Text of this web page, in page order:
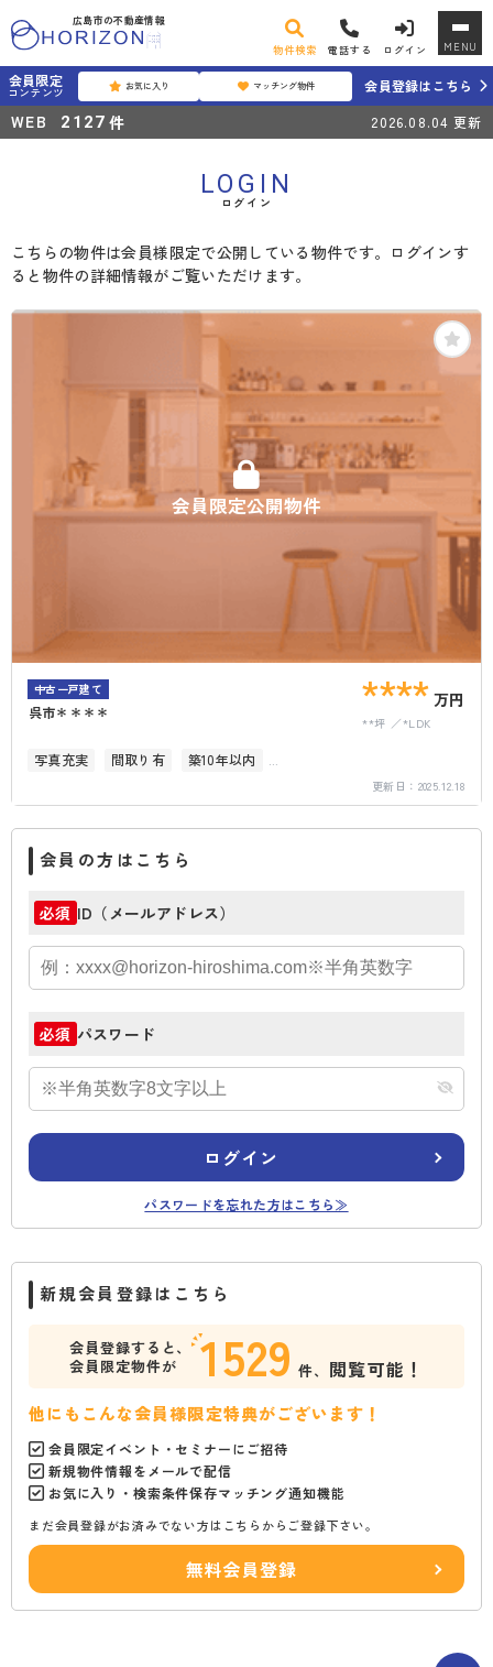
広島市の不動産情報
物件検索 電話する ログイン MENU
会員限定
コンテンツ お気に入り マッチング物件 会員登録はこちら
WEB 2127 件 2026.08.04 更新
LOGIN
ログイン
こちらの物件は会員様限定で公開している物件です。ログインす
ると物件の詳細情報がご覧いただけます。
会員限定公開物件
中古一戸建て
呉市＊＊＊＊ **** 万円
**坪 *LDK
写真充実 間取り有
築10年以内
更新日： 2025.12.18
会員の方はこちら
必須 ID（メールアドレス）
必須 パスワード
ログイン
パスワードを忘れた方はこちら≫
新規会員登録はこちら
会員登録すると、
会員限定物件が
1529 件、 閲覧可能！
他にもこんな会員様限定特典がございます！
会員限定イベント・セミナーにご招待
新規物件情報をメールで配信
お気に入り・検索条件保存マッチング通知機能
まだ会員登録がお済みでない方はこちらからご登録下さい。
無料会員登録